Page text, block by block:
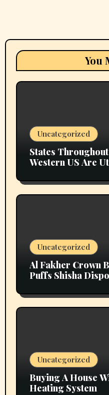
You
Uncategorized
States
Western US Are
Uncategorized
Al Fakher Crown
Puffs Shisha
Uncategorized
Buying A House
Heating System